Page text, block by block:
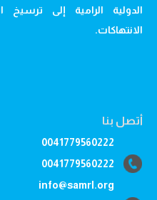
الدولية الرامية إلى ترسيخ
الانتهاكات.
أتصل بنا
0041779560222
0041779560222
info@samrl.org